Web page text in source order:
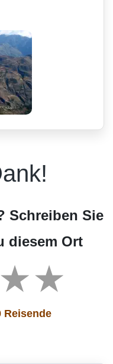
Schreiben Sie
diesem Ort
Reisende